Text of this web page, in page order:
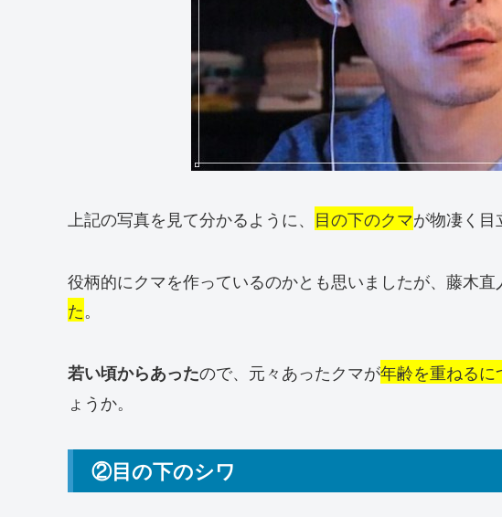
上記の写真を見て分かるように、 目の下のクマが物凄く目
役柄的にクマを作っているのかとも思いましたが、藤木直
た。
若い頃からあったので、元々あったクマが年齢を重ねるに
ょうか。
②目の下のシワ